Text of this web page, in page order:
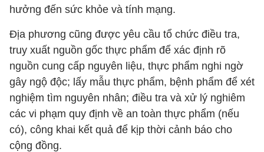
hưởng đến sức khỏe và tính mạng.
Địa phương cũng được yêu cầu tổ chức điều tra,
truy xuất nguồn gốc thực phẩm để xác định rõ
nguồn cung cấp nguyên liệu, thực phẩm nghi ngờ
gây ngộ độc; lấy mẫu thực phẩm, bệnh phẩm để xét
nghiệm tìm nguyên nhân; điều tra và xử lý nghiêm
các vi phạm quy định về an toàn thực phẩm (nếu
có), công khai kết quả để kịp thời cảnh báo cho
cộng đồng.